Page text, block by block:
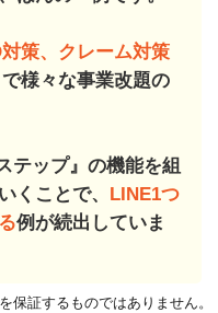
策、クレーム対策
様々な事業改題の
テップ』の機能を組
くことで、 LINE1つ
例が続出していま
保証するものではありません。